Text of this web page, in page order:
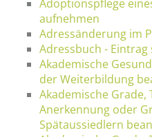
Adoptionspflege
aufnehmen
Adressänderung im
Adressbuch -
Akademische
der Weiterbildung
Akademische Grade,
Anerkennung oder
Spätaussiedlern